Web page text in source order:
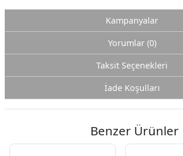
Kampanyalar
Yorumlar (0)
Taksit Seçenekleri
İade Koşulları
Benzer Ürünler